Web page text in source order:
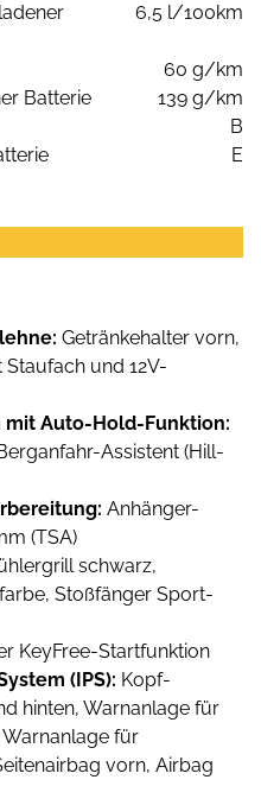
6,5 l/100km
60 g/km
Batterie
139 g/km
B
E
Getränkehalter vorn,
und 12V-
mit Auto-Hold-Funktion:
Assistent (Hill-
Anhänger-
(TSA)
schwarz,
Stoßfänger Sport-
KeyFree-Startfunktion
(IPS): Kopf-
hinten, Warnanlage für
für
vorn, Airbag